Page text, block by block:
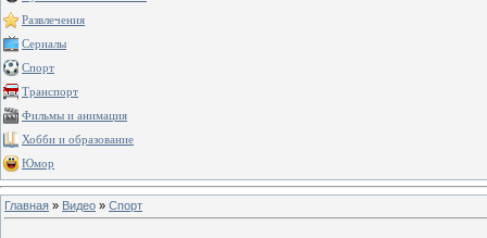
Развлечения
Сериалы
Спорт
Транспорт
Фильмы и анимация
Хобби и образование
Юмор
Главная » Видео » Спорт